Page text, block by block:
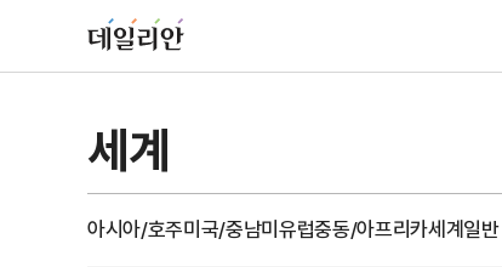
세계
아시아/호주미국/중남미유럽중동/아프리카세계일반